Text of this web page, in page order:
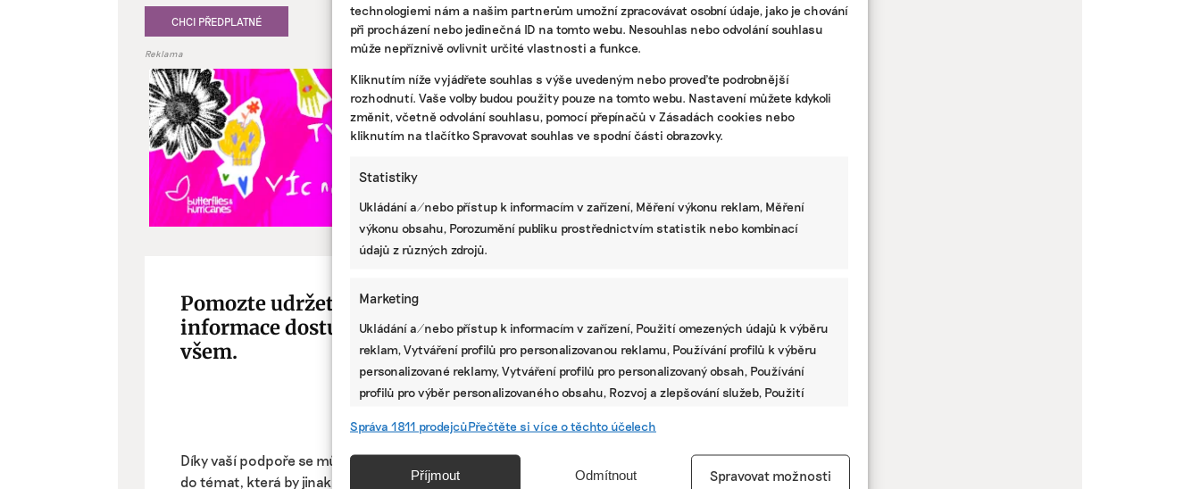
technologiemi nám a našim partnerům umožní zpracovávat osobní údaje, jako je chování
při procházení nebo jedinečná ID na tomto webu. Nesouhlas nebo odvolání souhlasu
může nepříznivě ovlivnit určité vlastnosti a funkce.
Kliknutím níže vyjádřete souhlas s výše uvedeným nebo proveďte podrobnější
rozhodnutí. Vaše volby budou použity pouze na tomto webu. Nastavení můžete kdykoli
změnit, včetně odvolání souhlasu, pomocí přepínačů v Zásadách cookies nebo
kliknutím na tlačítko Spravovat souhlas ve spodní části obrazovky.
Statistiky
Ukládání a/nebo přístup k informacím v zařízení, Měření výkonu reklam, Měření
výkonu obsahu, Porozumění publiku prostřednictvím statistik nebo kombinací
údajů z různých zdrojů.
Marketing
Ukládání a/nebo přístup k informacím v zařízení, Použití omezených údajů k výběru
reklam, Vytváření profilů pro personalizovanou reklamu, Používání profilů k výběru
personalizované reklamy, Vytváření profilů pro personalizovaný obsah, Používání
profilů pro výběr personalizovaného obsahu, Rozvoj a zlepšování služeb, Použití
Správa 1811 prodejcůPřečtěte si více o těchto účelech
Příjmout Odmítnout Spravovat možnosti
CHCI PŘEDPLATNÉ
Reklama
Pomozte udržet důležité
informace dostupné
všem.
Díky vaší podpoře se můžeme pustit
do témat, která by jinak nevznikla.